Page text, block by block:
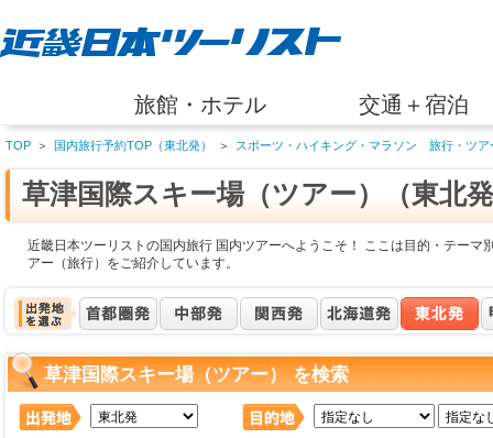
旅館・ホテル 交通＋宿泊
TOP ＞ 国内旅行予約TOP（東北発） ＞ スポーツ・ハイキング・マラソン 旅行・ツア
草津国際スキー場（ツアー）（東北
近畿日本ツーリストの国内旅行 国内ツアーへようこそ！ ここは目的・テーマ
アー（旅行）をご紹介しています。
草津国際スキー場（ツアー） を検索